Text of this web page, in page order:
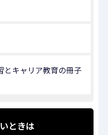
とキャリア教育の冊子
ときは